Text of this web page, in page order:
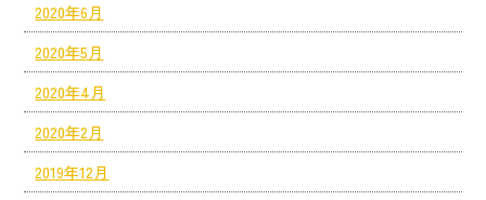
2020年6月
2020年5月
2020年4月
2020年2月
2019年12月